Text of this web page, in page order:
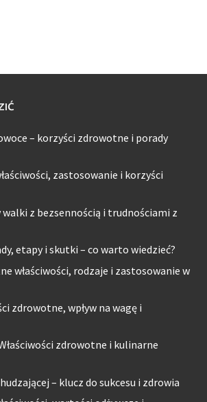
– korzyści zdrowotne i porady
zastosowanie i korzyści
z bezsennością i trudnościami z
etapy i skutki – co warto wiedzieć?
właściwości, rodzaje i zastosowanie w
zdrowotne, wpływ na wagę i
zdrowotne i kulinarne
– klucz do sukcesu i zdrowia